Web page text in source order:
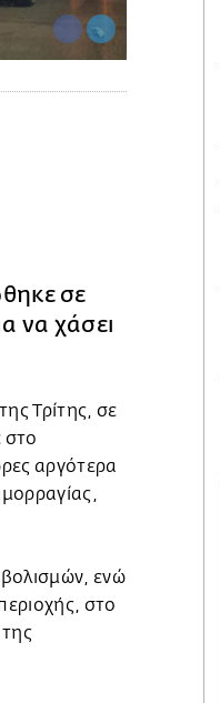
σε
να χάσει
Τρίτης, σε
στο
αργότερα
ενώ
στο